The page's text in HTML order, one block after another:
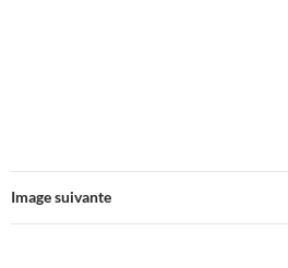
Image suivante